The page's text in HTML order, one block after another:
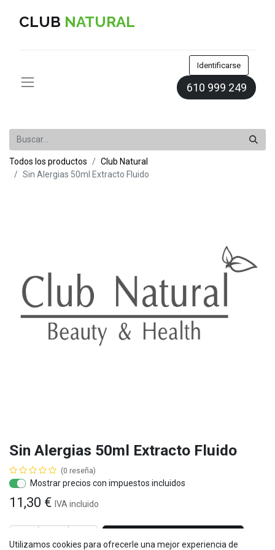
CLUB NATURAL
Identificarse
610 999 249
Todos los productos
Club Natural
Sin Alergias 50ml Extracto Fluido
Sin Alergias 50ml Extracto Fluido
(0 reseña)
Mostrar precios con impuestos incluidos
11,30 € IVA incluido
AÑADIR AL CARRITO
Utilizamos cookies para ofrecerle una mejor experiencia de